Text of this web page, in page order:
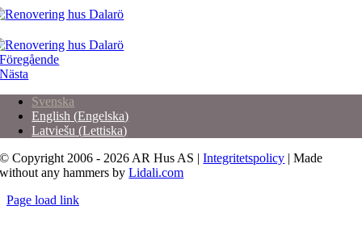
Föregående
Nästa
Svenska
English (Engelska)
Latviešu (Lettiska)
© Copyright 2006 - 2026 AR Hus AS |Integritetspolicy | Made
without any hammers byLidali.com
Page load link